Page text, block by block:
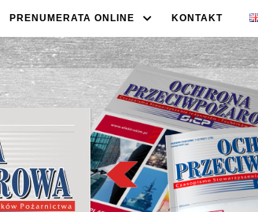
PRENUMERATA ONLINE KONTAKT